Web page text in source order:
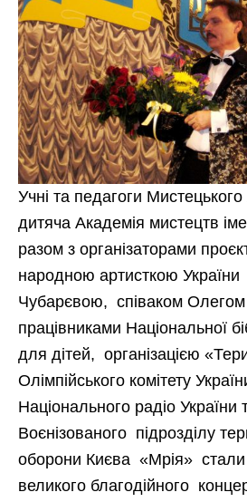
Учні та педагоги
дитяча Академія мистецтв
разом з організаторами
народною артисткою
Чубарєвою, співаком
працівниками Національної
для дітей, організацією
Олімпійського комітету
Національного радіо
Воєнізованого підрозділу
оборони Києва «Мрія» стали
великого благодійного